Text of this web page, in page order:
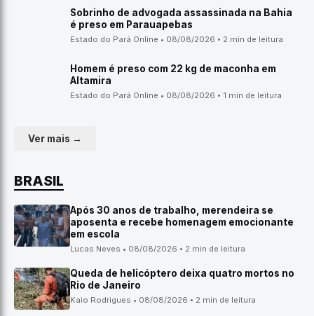
Sobrinho de advogada assassinada na Bahia
é preso em Parauapebas
Estado do Pará Online • 08/08/2026 • 2 min de leitura
Homem é preso com 22 kg de maconha em
Altamira
Estado do Pará Online • 08/08/2026 • 1 min de leitura
Ver mais →
BRASIL
Após 30 anos de trabalho, merendeira se
aposenta e recebe homenagem emocionante
em escola
Lucas Neves • 08/08/2026 • 2 min de leitura
Queda de helicóptero deixa quatro mortos no
Rio de Janeiro
Kaio Rodrigues • 08/08/2026 • 2 min de leitura